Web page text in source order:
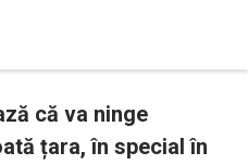
că va ninge
țara, în special în